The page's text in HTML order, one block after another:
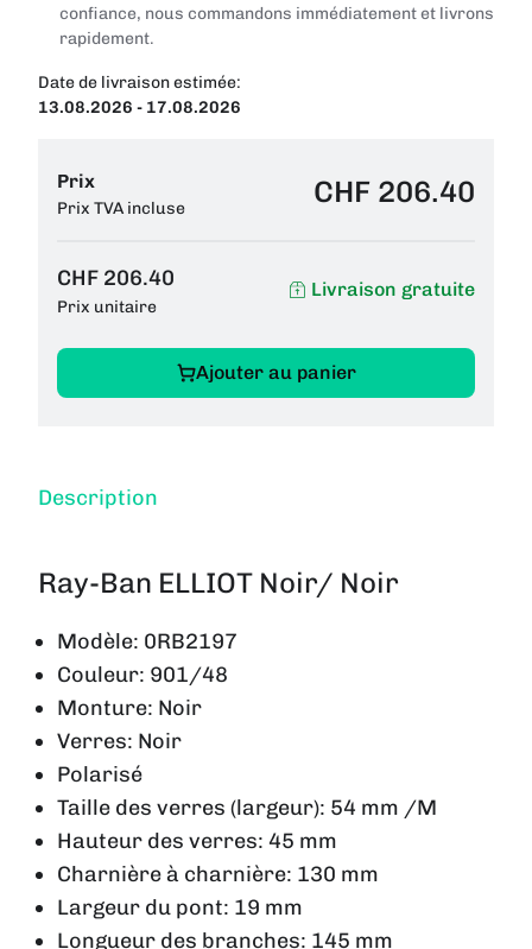
confiance, nous commandons immédiatement et livrons
rapidement.
Date de livraison estimée:
13.08.2026 - 17.08.2026
Prix
Prix TVA incluse CHF 206.40
CHF 206.40
Prix unitaire
Livraison gratuite
Ajouter au panier
Description
Ray-Ban ELLIOT Noir/ Noir
Modèle: 0RB2197
Couleur: 901/48
Monture: Noir
Verres: Noir
Polarisé
Taille des verres (largeur): 54 mm /M
Hauteur des verres: 45 mm
Charnière à charnière: 130 mm
Largeur du pont: 19 mm
Longueur des branches: 145 mm